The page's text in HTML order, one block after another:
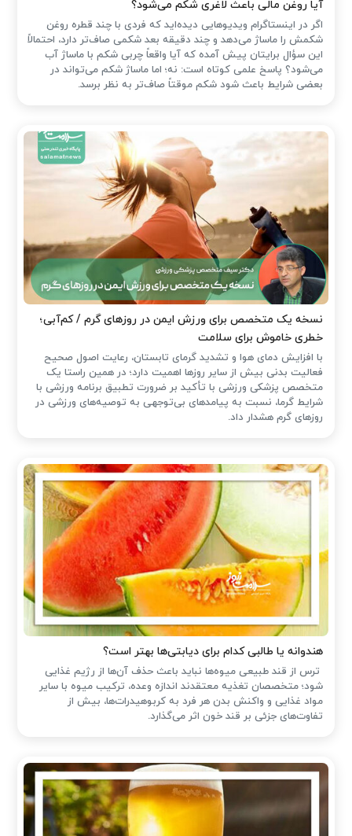
آیا روغن مالی باعث لاغری شکم می‌شود؟
اگر در اینستاگرام ویدیوهایی دیده‌اید که فردی با چند قطره روغن
شکمش را ماساژ می‌دهد و چند دقیقه بعد شکمی صاف‌تر دارد، احتمالاً
این سؤال برایتان پیش آمده که آیا واقعاً چربی شکم با ماساژ آب
می‌شود؟ پاسخ علمی کوتاه است: نه؛ اما ماساژ شکم می‌تواند در
بعضی شرایط باعث شود شکم موقتاً صاف‌تر به نظر برسد.
نسخه یک متخصص برای ورزش ایمن در روزهای گرم / کم‌آبی؛
خطری خاموش برای سلامت
با افزایش دمای هوا و تشدید گرمای تابستان، رعایت اصول صحیح
فعالیت بدنی بیش از سایر روزها اهمیت دارد؛ در همین راستا یک
متخصص پزشکی ورزشی با تأکید بر ضرورت تطبیق برنامه ورزشی با
شرایط گرما، نسبت به پیامدهای بی‌توجهی به توصیه‌های ورزشی در
روزهای گرم هشدار داد.
هندوانه یا طالبی کدام برای دیابتی‌ها بهتر است؟
ترس از قند طبیعی میوه‌ها نباید باعث حذف آن‌ها از رژیم غذایی
شود؛ متخصصان تغذیه معتقدند اندازه وعده، ترکیب میوه با سایر
مواد غذایی و واکنش بدن هر فرد به کربوهیدرات‌ها، بیش از
تفاوت‌های جزئی بر قند خون اثر می‌گذارد.